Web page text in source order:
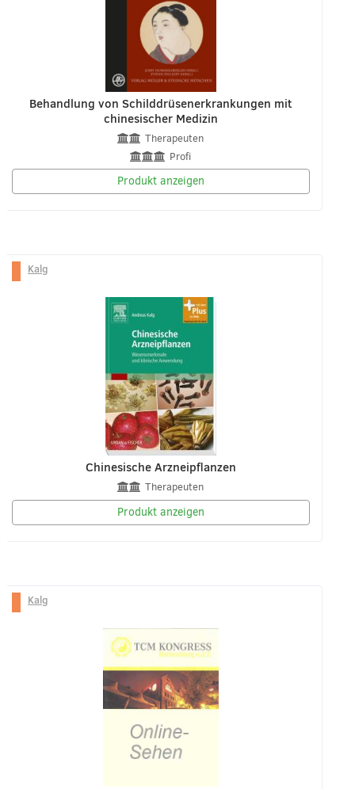
Behandlung von Schilddrüsenerkrankungen mit
chinesischer Medizin
Therapeuten
Profi
Produkt anzeigen
Kalg
Chinesische Arzneipflanzen
Therapeuten
Produkt anzeigen
Kalg